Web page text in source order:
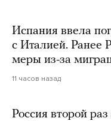
Испания ввела
с Италией. Ранее
меры из-за
11 часов назад
Россия второй